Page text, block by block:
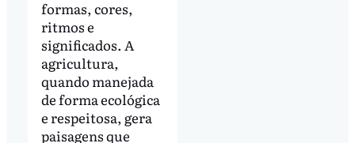
formas, cores,
ritmos e
significados. A
agricultura,
quando manejada
de forma ecológica
e respeitosa, gera
paisagens que